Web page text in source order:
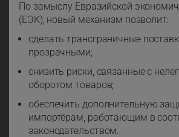
По замыслу Евразийской
(ЕЭК), новый механизм позволит:
сделать трансграничные
прозрачными;
снизить риски, связанные с
оборотом товаров;
обеспечить дополнительную
импортёрам, работающим в
законодательством.